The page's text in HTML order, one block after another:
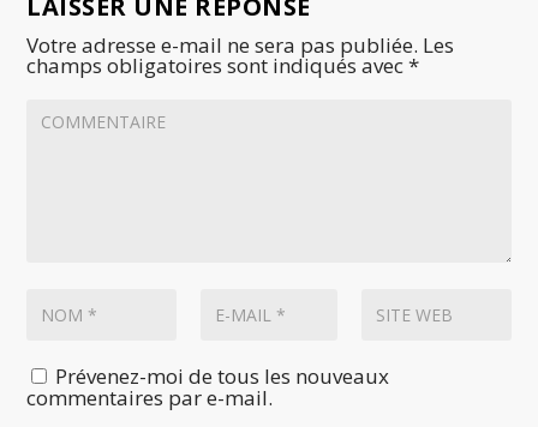
Votre adresse e-mail ne sera pas publiée. Les
champs obligatoires sont indiqués avec*
Prévenez-moi de tous les nouveaux
commentaires par e-mail.